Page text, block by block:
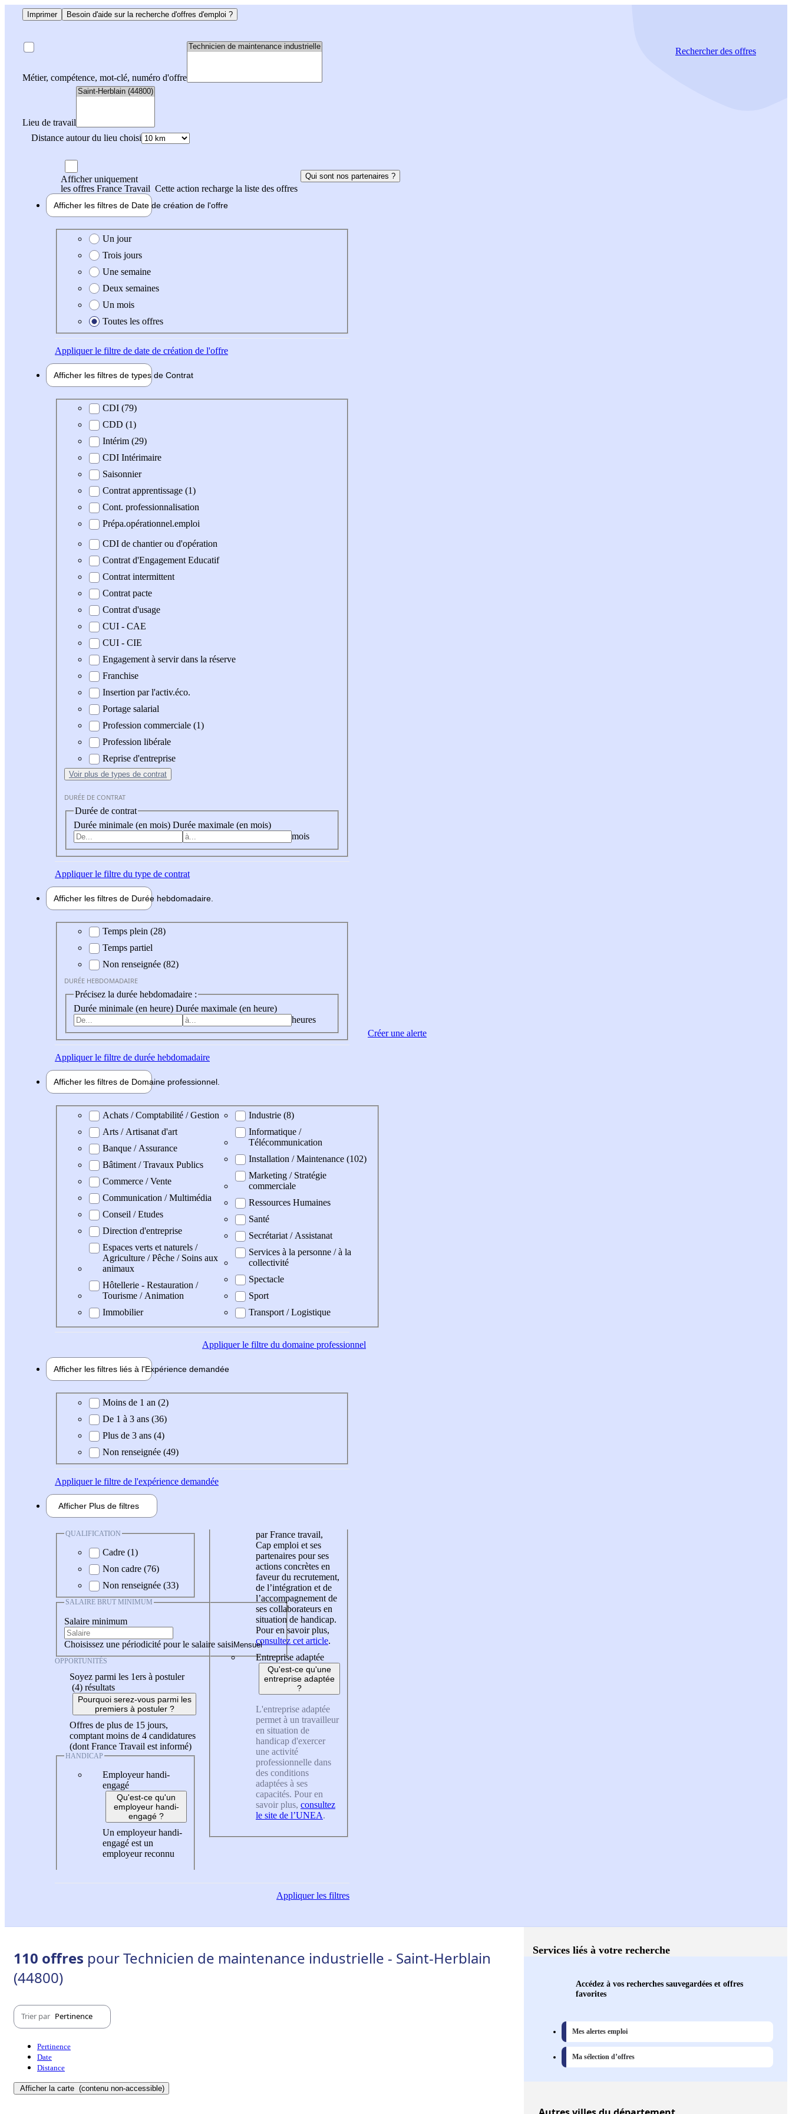
Imprimer Besoin d'aide sur la recherche d'offres d'emploi ?
Métier, compétence, mot-clé, numéro d'offre
Lieu de travail
Distance autour du lieu choisi
Rechercherdes offres
Afficher uniquement
les offres France Travail Cette action recharge la liste des offres
Qui sont nos partenaires ?
Afficher les filtres de Date de création de l'offre
Date de création de l'offre
Un jour
Trois jours
Une semaine
Deux semaines
Un mois
Toutes les offres
Appliquerle filtre de date de création de l'offre
Afficher les filtres de types de Contrat
Type de contratCDI (79)
CDD (1)
Intérim (29)
CDI Intérimaire
Saisonnier
Contrat apprentissage (1)
Cont. professionnalisation
Prépa.opérationnel.emploi
CDI de chantier ou d'opération
Contrat d'Engagement Educatif
Contrat intermittent
Contrat pacte
Contrat d'usage
CUI - CAE
CUI - CIE
Engagement à servir dans la réserve
Franchise
Insertion par l'activ.éco.
Portage salarial
Profession commerciale (1)
Profession libérale
Reprise d'entreprise
Voir plus de types de contrat
DURÉE DE CONTRAT
Durée de contrat
Durée minimale (en mois) Durée maximale (en mois)
mois
Appliquerle filtre du type de contrat
Afficher les filtres de Durée hebdomadaire
Durée hebdomadaire
Temps plein (28)
Temps partiel
Non renseignée (82)
DURÉE HEBDOMADAIRE
Précisez la durée hebdomadaire :
Durée minimale (en heure) Durée maximale (en heure)
heures
Appliquerle filtre de durée hebdomadaire
Afficher les filtres de Domaine professionnel
Domaine professionel
Achats / Comptabilité / Gestion
Arts / Artisanat d'art
Banque / Assurance
Bâtiment / Travaux Publics
Commerce / Vente
Communication / Multimédia
Conseil / Etudes
Direction d'entreprise
Espaces verts et naturels /
Agriculture / Pêche / Soins aux
animaux
Hôtellerie - Restauration /
Tourisme / Animation
Immobilier
Industrie (8)
Informatique /
Télécommunication
Installation / Maintenance (102)
Marketing / Stratégie
commerciale
Ressources Humaines
Santé
Secrétariat / Assistanat
Services à la personne / à la
collectivité
Spectacle
Sport
Transport / Logistique
Appliquerle filtre du domaine professionnel
Afficher les filtres liés à l'Expérience demandée
Expérience demandée
Moins de 1 an (2)
De 1 à 3 ans (36)
Plus de 3 ans (4)
Non renseignée (49)
Appliquerle filtre de l'expérience demandée
Afficher Plus de filtres
QUALIFICATION
Cadre (1)
Non cadre (76)
Non renseignée (33)
SALAIRE BRUT MINIMUM
Salaire minimum
Choisissez une périodicité pour le salaire saisi
OPPORTUNITÉS
Soyez parmi les 1ers à postuler
(4) résultats
Pourquoi serez-vous parmi les
premiers à postuler ?
Offres de plus de 15 jours,
comptant moins de 4 candidatures
(dont France Travail est informé)
HANDICAP
Employeur handi-
engagé
Qu'est-ce qu'un
employeur handi-
engagé ?
Un employeur handi-
engagé est un
employeur reconnu
par France travail,
Cap emploi et ses
partenaires pour ses
actions concrètes en
faveur du recrutement,
de l’intégration et de
l’accompagnement de
ses collaborateurs en
situation de handicap.
Pour en savoir plus,
consultez cet article.
Entreprise adaptée
Qu'est-ce qu'une
entreprise adaptée
?
L'entreprise adaptée
permet à un travailleur
en situation de
handicap d'exercer
une activité
professionnelle dans
des conditions
adaptées à ses
capacités. Pour en
savoir plus, consultez
le site de l’UNEA.
Appliquerles filtres
Créer une alerte
110 offres pour Technicien de maintenance industrielle - Saint-Herblain
(44800)
Trier par Pertinence
Pertinence
Date
Distance
Afficher la carte (contenu non-accessible)
Services liés à votre recherche
Accédez à vos recherches sauvegardées et offres
favorites
Mes alertes emploi
Ma sélection d’offres